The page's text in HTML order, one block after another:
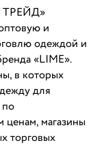
и
одеждой и
«LIME».
в которых
для
ценам, магазины
торговых